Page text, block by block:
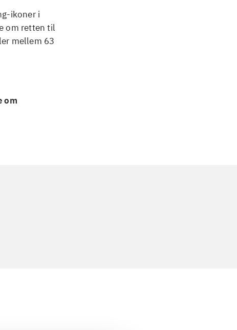
ikoner i
om retten til
mellem 63
om